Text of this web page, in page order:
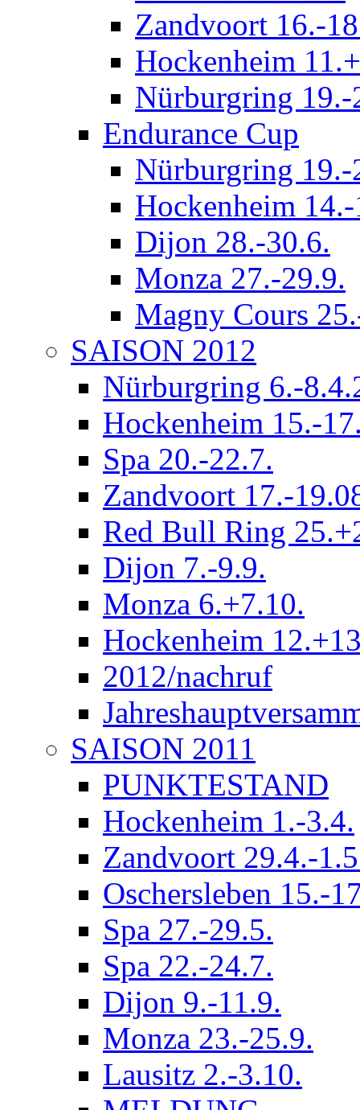
Zandvoort 16.-
Hockenheim
Nürburgring 19.-
Endurance Cup
Nürburgring 19.-
Hockenheim
Dijon 28.-30.6.
Monza 27.-29.9.
Magny Cours
SAISON 2012
Nürburgring 6.-
Hockenheim 15.-
Spa 20.-22.7.
Zandvoort 17.-
Red Bull Ring
Dijon 7.-9.9.
Monza 6.+7.10.
Hockenheim
2012/nachruf
SAISON 2011
PUNKTESTAND
Hockenheim 1.-3.4.
Zandvoort 29.4.-
Oschersleben 15.-
Spa 27.-29.5.
Spa 22.-24.7.
Dijon 9.-11.9.
Monza 23.-25.9.
Lausitz 2.-3.10.